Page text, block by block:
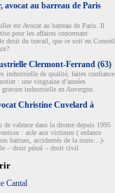
avocat au barreau de Paris
est Avocat au barreau de Paris. Il
pour les affaires concernant
droit du travail, que ce soit en Conseil
Clermont-Ferrand (63)
industrielle de qualité, faites confiance
: une vingtaine d’années
gravure industrielle en Auvergne.
Christine Cuvelard à
de valence dans la drome depuis 1995
: aide aux victimes ( enfance
battues, accidentés de la route…)-
– droit pénal – droit civil
Cantal